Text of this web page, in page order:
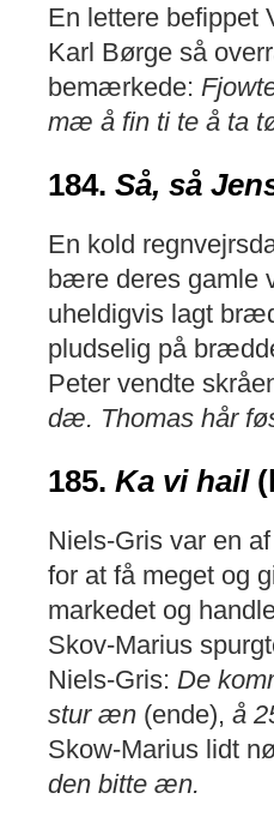
En lettere befippet
Karl Børge så
bemærkede:
mæ å fin ti te å ta
184. Så, så
En kold
bære deres gamle
uheldigvis lagt
pludselig på
Peter vendte
dæ. Thomas hår
185. Ka vi hail
Niels-Gris var en
for at få meget og
markedet og
Skov-Marius
Niels-Gris: De
stur æn (ende), å
Skow-Marius lidt
den bitte æn.